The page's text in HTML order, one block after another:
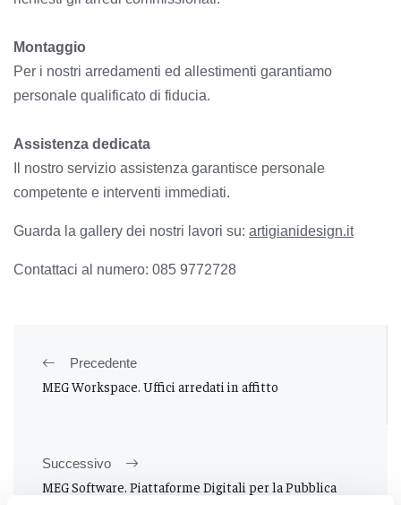
Montaggio
Per i nostri arredamenti ed allestimenti garantiamo
personale qualificato di fiducia.
Assistenza dedicata
Il nostro servizio assistenza garantisce personale
competente e interventi immediati.
Guarda la gallery dei nostri lavori su: artigianidesign.it
Contattaci al numero: 085 9772728
Precedente
MEG Workspace. Uffici arredati in affitto
Successivo
MEG Software. Piattaforme Digitali per la Pubblica